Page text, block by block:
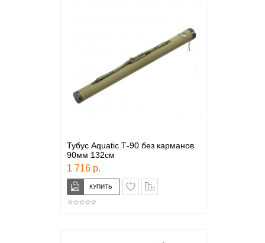
Тубус Aquatic Т-90 без карманов
90мм 132см
1 716 р.
в закладки